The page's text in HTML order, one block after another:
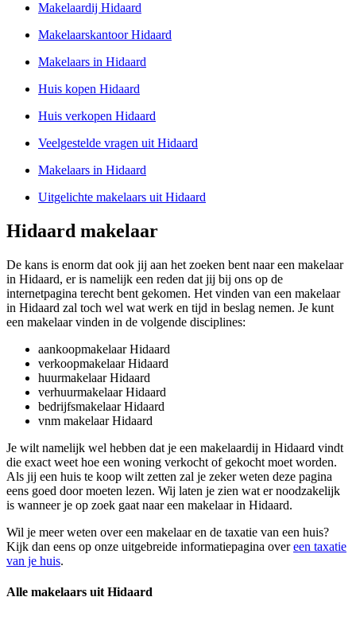
Makelaardij Hidaard
Makelaarskantoor Hidaard
Makelaars in Hidaard
Huis kopen Hidaard
Huis verkopen Hidaard
Veelgestelde vragen uit Hidaard
Makelaars in Hidaard
Uitgelichte makelaars uit Hidaard
Hidaard makelaar
De kans is enorm dat ook jij aan het zoeken bent naar een makelaar
in Hidaard, er is namelijk een reden dat jij bij ons op de
internetpagina terecht bent gekomen. Het vinden van een makelaar
in Hidaard zal toch wel wat werk en tijd in beslag nemen. Je kunt
een makelaar vinden in de volgende disciplines:
aankoopmakelaar Hidaard
verkoopmakelaar Hidaard
huurmakelaar Hidaard
verhuurmakelaar Hidaard
bedrijfsmakelaar Hidaard
vnm makelaar Hidaard
Je wilt namelijk wel hebben dat je een makelaardij in Hidaard vindt
die exact weet hoe een woning verkocht of gekocht moet worden.
Als jij een huis te koop wilt zetten zal je zeker weten deze pagina
eens goed door moeten lezen. Wij laten je zien wat er noodzakelijk
is wanneer je op zoek gaat naar een makelaar in Hidaard.
Wil je meer weten over een makelaar en de taxatie van een huis?
Kijk dan eens op onze uitgebreide informatiepagina overeen taxatie
van je huis.
Alle makelaars uit Hidaard